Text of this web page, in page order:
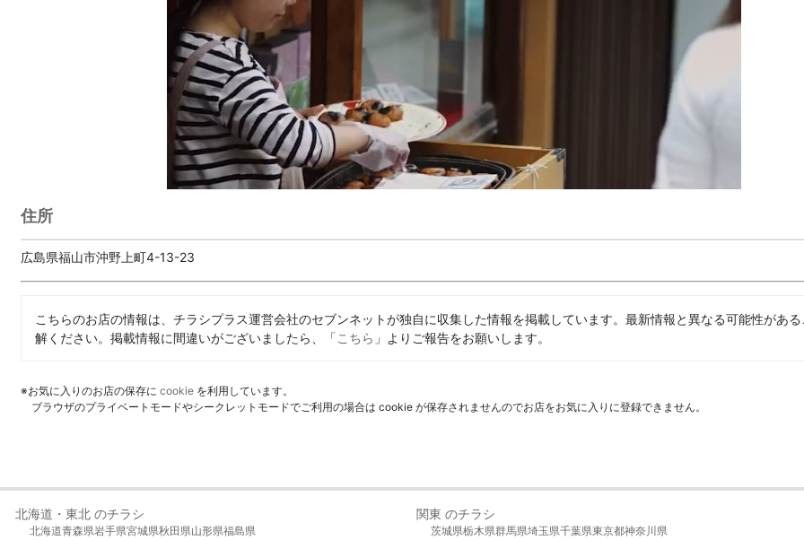
住所
広島県福山市沖野上町4-13-23
こちらのお店の情報は、チラシプラス運営会社のセブンネットが独自に収集した情報を掲載しています。最新情報と異なる可能性があ
解ください。掲載情報に間違いがございましたら、「こちら 」よりご報告をお願いします。
※お気に入りのお店の保存に cookie を利用しています。
ブラウザのプライベートモードやシークレットモードでご利用の場合は cookie が保存されませんのでお店をお気に入りに登録できません。
北海道・東北 のチラシ
北海道青森県岩手県宮城県秋田県山形県福島県
関東 のチラシ
茨城県栃木県群馬県埼玉県千葉県東京都神奈川県